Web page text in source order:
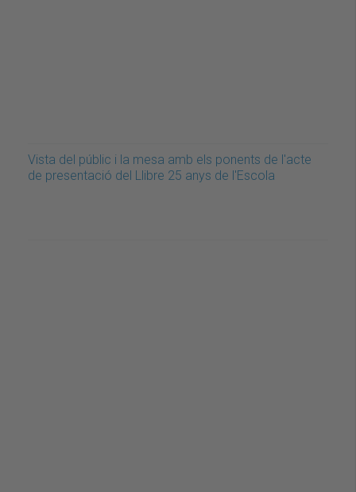
Vista del públic i la mesa amb els ponents de l'acte
de presentació del Llibre 25 anys de l'Escola